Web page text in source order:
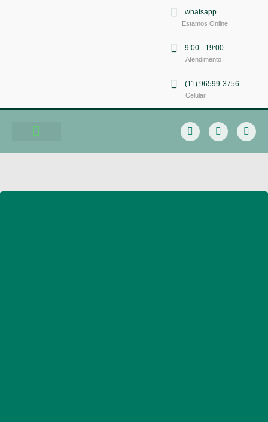
whatsapp
Estamos Online
9:00 - 19:00
Atendimento
(11) 96599-3756
Celular